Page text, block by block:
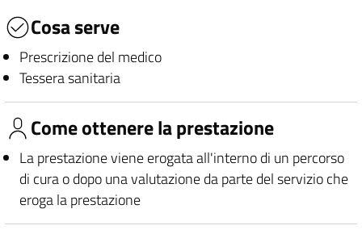
Cosa serve
Prescrizione del medico
Tessera sanitaria
Come ottenere la prestazione
La prestazione viene erogata all'interno di un percorso
di cura o dopo una valutazione da parte del servizio che
eroga la prestazione